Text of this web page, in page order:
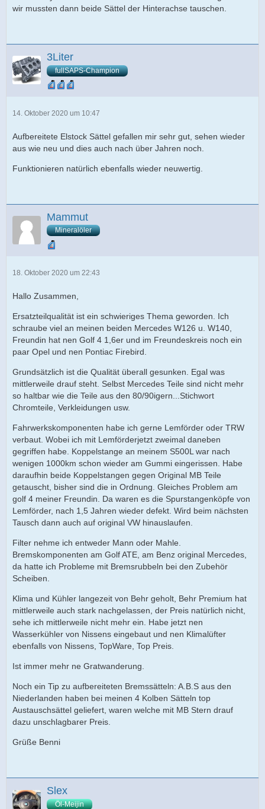
wir mussten dann beide Sättel der Hinterachse tauschen.
3Liter
fullSAPS-Champion
14. Oktober 2020 um 10:47
Aufbereitete Elstock Sättel gefallen mir sehr gut, sehen wieder
aus wie neu und dies auch nach über Jahren noch.
Funktionieren natürlich ebenfalls wieder neuwertig.
Mammut
Mineralöler
18. Oktober 2020 um 22:43
Hallo Zusammen,
Ersatzteilqualität ist ein schwieriges Thema geworden. Ich
schraube viel an meinen beiden Mercedes W126 u. W140,
Freundin hat nen Golf 4 1,6er und im Freundeskreis noch ein
paar Opel und nen Pontiac Firebird.
Grundsätzlich ist die Qualität überall gesunken. Egal was
mittlerweile drauf steht. Selbst Mercedes Teile sind nicht mehr
so haltbar wie die Teile aus den 80/90igern...Stichwort
Chromteile, Verkleidungen usw.
Fahrwerkskomponenten habe ich gerne Lemförder oder TRW
verbaut. Wobei ich mit Lemförderjetzt zweimal daneben
gegriffen habe. Koppelstange an meinem S500L war nach
wenigen 1000km schon wieder am Gummi eingerissen. Habe
daraufhin beide Koppelstangen gegen Original MB Teile
getauscht, bisher sind die in Ordnung. Gleiches Problem am
golf 4 meiner Freundin. Da waren es die Spurstangenköpfe von
Lemförder, nach 1,5 Jahren wieder defekt. Wird beim nächsten
Tausch dann auch auf original VW hinauslaufen.
Filter nehme ich entweder Mann oder Mahle.
Bremskomponenten am Golf ATE, am Benz original Mercedes,
da hatte ich Probleme mit Bremsrubbeln bei den Zubehör
Scheiben.
Klima und Kühler langezeit von Behr geholt, Behr Premium hat
mittlerweile auch stark nachgelassen, der Preis natürlich nicht,
sehe ich mittlerweile nicht mehr ein. Habe jetzt nen
Wasserkühler von Nissens eingebaut und nen Klimalüfter
ebenfalls von Nissens, TopWare, Top Preis.
Ist immer mehr ne Gratwanderung.
Noch ein Tip zu aufbereiteten Bremssätteln: A.B.S aus den
Niederlanden haben bei meinen 4 Kolben Sätteln top
Austauschsättel geliefert, waren welche mit MB Stern drauf
dazu unschlagbarer Preis.
Grüße Benni
Slex
Öl-Meijin